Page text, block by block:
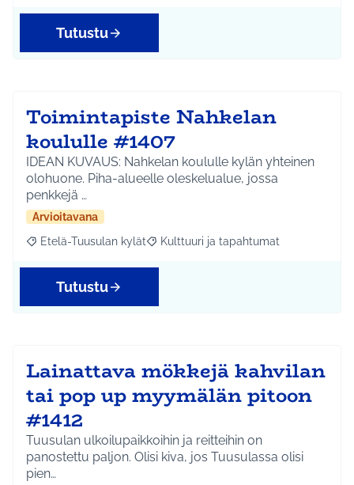
Tutustu
Toimintapiste Nahkelan
koululle #1407
IDEAN KUVAUS: Nahkelan koululle kylän yhteinen
olohuone. Piha-alueelle oleskelualue, jossa
penkkejä …
Arvioitavana
Rajaa tulokset aihepiirin mukaan: Etelä-Tuusulan kylät
Etelä-Tuusulan kylät Rajaa tulokset teeman mukaan:
Kulttuuri ja tapahtumat
Tutustu
Lainattava mökkejä kahvilan
tai pop up myymälän pitoon
#1412
Tuusulan ulkoilupaikkoihin ja reitteihin on
panostettu paljon. Olisi kiva, jos Tuusulassa olisi
pien…